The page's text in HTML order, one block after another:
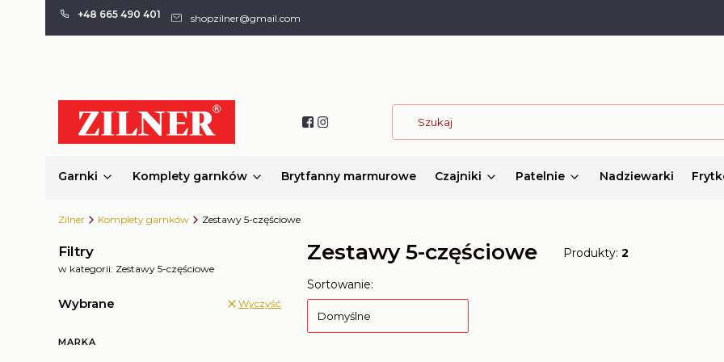
+48 665 490 401 shopzilner@gmail.com
Garnki Komplety garnków Brytfanny marmurowe Czajniki Patelnie Nadziewarki
Zilner Komplety garnków Zestawy 5-częściowe
Filtry
w kategorii: Zestawy 5-częściowe
Wybrane Wyczyść
MARKA
Zestawy 5-częściowe Produkty: 2
Lista produktów
Sortowanie:
Domyślne